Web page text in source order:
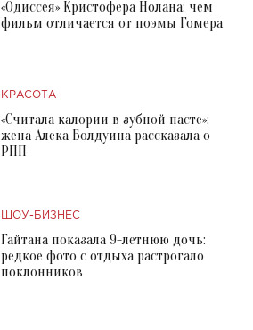
«Одиссея» Кристофера Нолана: чем
фильм отличается от поэмы Гомера
КРАСОТА
«Считала калории в зубной пасте»:
жена Алека Болдуина рассказала о
РПП
ШОУ-БИЗНЕС
Гайтана показала 9-летнюю дочь:
редкое фото с отдыха растрогало
поклонников